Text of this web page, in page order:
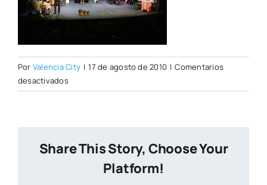
Por Valencia City | 17 de agosto de 2010 | Comentarios
desactivadosen
126.jpg
Share This Story, Choose Your
Platform!